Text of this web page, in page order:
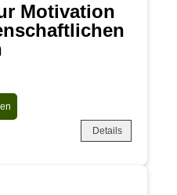
Motivation
Details